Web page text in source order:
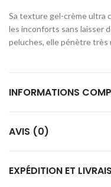
Sa texture gel-crème ultra
les inconforts sans laisser
peluches, elle pénètre très
INFORMATIONS
AVIS (0)
EXPÉDITION ET